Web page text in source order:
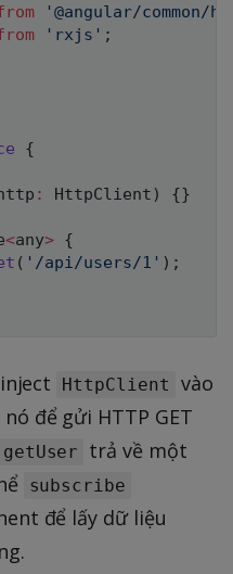
'@angular/common/
'rxjs' ;
{
: HttpClient ) {}
<any> {
( '/api/users/1' ) ;
HttpClient vào
để gửi HTTP GET
getUser
trả về một
subscribe
để lấy dữ liệu